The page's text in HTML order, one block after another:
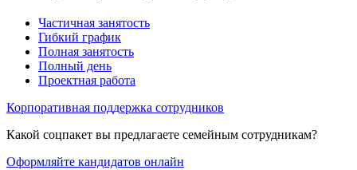
Частичная занятость
Гибкий график
Полная занятость
Полный день
Проектная работа
Корпоративная поддержка сотрудников
Какой соцпакет вы предлагаете семейным сотрудникам?
Оформляйте кандидатов онлайн